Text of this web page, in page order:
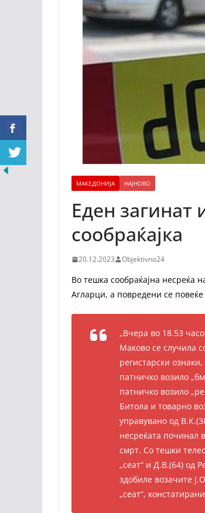
МАКЕДОНИЈА НАЈНОВО
Еден
сообраќајка
20.12.2023 Objektivno24
Во тешка сообраќајна несреќа
Агларци, а повредени се
„Вчера во 18.53
Маково се случила
регистарски
патничко возило
патничко возило
Битола и товарно
управувано од
несреќата починал
смрт. Со тешки
„сеат“ и Д.В.(64) од
здобиле возачите
„сеат“,